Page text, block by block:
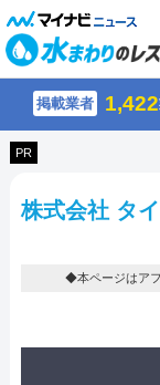
掲載業者 1,422
PR
株式会社 タ
◆本ページはア